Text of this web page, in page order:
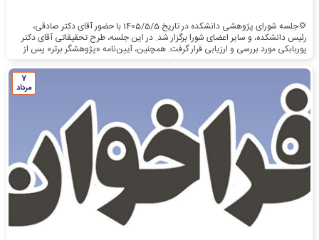
💢جلسه شورای پژوهشی دانشکده در تاریخ 1405/5/5 با حضور آقای دکتر صادقی،
رئیس دانشکده، و سایر اعضای شورا برگزار شد. در این جلسه، طرح تحقیقاتی آقای دکتر
پوربابکی مورد بررسی و ارزیابی قرار گرفت. همچنین، آیین‌نامه «پژوهشگر برتر» پس از
بررسی، به تصویب اعضای شورای پژوهشی رسید.
7
مرداد